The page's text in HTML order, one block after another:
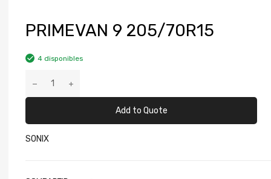
PRIMEVAN 9 205/70R15
4 disponibles
Add to Quote
SONIX